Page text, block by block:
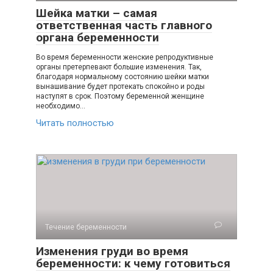
Шейка матки – самая
ответственная часть главного
органа беременности
Во время беременности женские репродуктивные
органы претерпевают большие изменения. Так,
благодаря нормальному состоянию шейки матки
вынашивание будет протекать спокойно и роды
наступят в срок. Поэтому беременной женщине
необходимо…
Читать полностью
Течение беременности
Изменения груди во время
беременности: к чему готовиться